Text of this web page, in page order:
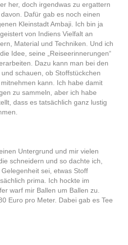
her, doch irgendwas zu ergattern
Dafür gab es noch einen
Kleinstadt Ambaji. Ich bin ja
von Indiens Vielfalt an
Material und Techniken. Und ich
Idee, seine „Reiseerinnerungen“
Dazu kann man bei den
schauen, ob Stoffstückchen
kann. Ich habe damit
zu sammeln, aber ich habe
dass es tatsächlich ganz lustig
Untergrund und mir vielen
schneidern und so dachte ich,
sei, etwas Stoff
prima. Ich hockte im
warf mir Ballen um Ballen zu.
Euro pro Meter. Dabei gab es Tee